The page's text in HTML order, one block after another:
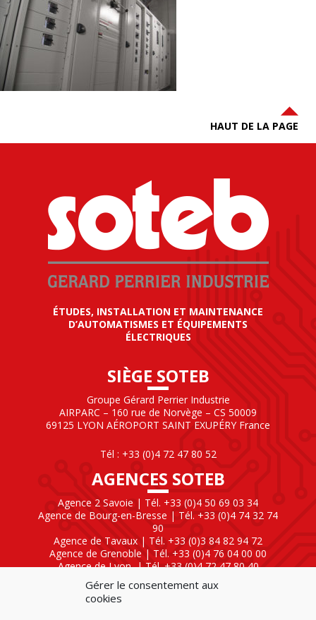
Gérer le consentement aux
cookies
HAUT DE LA PAGE
ÉTUDES, INSTALLATION ET MAINTENANCE
D’AUTOMATISMES ET ÉQUIPEMENTS
ÉLECTRIQUES
SIÈGE SOTEB
Groupe Gérard Perrier Industrie
AIRPARC – 160 rue de Norvège – CS 50009
69125 LYON AÉROPORT SAINT EXUPÉRY France
Tél : +33 (0)4 72 47 80 52
AGENCES SOTEB
Agence 2 Savoie | Tél. +33 (0)4 50 69 03 34
Agence de Bourg-en-Bresse | Tél. +33 (0)4 74 32 74
90
Agence de Tavaux | Tél. +33 (0)3 84 82 94 72
Agence de Grenoble | Tél. +33 (0)4 76 04 00 00
Agence de Lyon | Tél. +33 (0)4 72 47 80 40
SOTEB NATIONAL ELEKTRO